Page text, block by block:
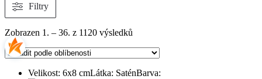
Filtry
Zobrazen 1. – 36. z 1120 výsledků
Velikost: 6x8 cmLátka: SaténBarva: